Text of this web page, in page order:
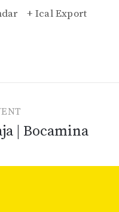
+ Ical Export
| Bocamina